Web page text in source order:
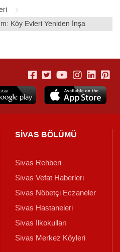
Köy Evleri Yeniden İnşa
SİVAS BÖLÜMÜ
Sivas Rehberi
Sivas Vefat Haberleri
Sivas Nöbetçi Eczaneler
Sivas Hastaneleri
Sivas İlkokulları
Sivas Merkez Köyleri